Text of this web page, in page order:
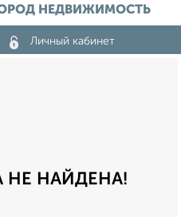
НЕДВИЖИМОСТЬ
Личный кабинет
НЕ НАЙДЕНА!